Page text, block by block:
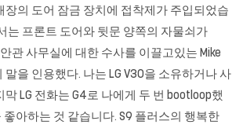
장의 도어 잠금 장치에 접착제가 주입되었습
는 프론트 도어와 뒷문 양쪽의 자물쇠가
관 사무실에 대한 수사를 이끌고있는 Mike
말을 인용했다. 나는 LG V30을 소유하거나 사
LG 전화는 G4로 나에게 두 번 bootloop했
좋아하는 것 같습니다. S9 플러스의 행복한